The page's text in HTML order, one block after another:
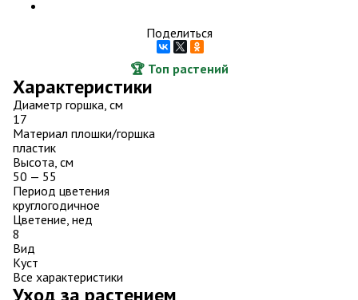
Поделиться
🏆 Топ растений
Характеристики
Диаметр горшка, см
17
Материал плошки/горшка
пластик
Высота, см
50 — 55
Период цветения
круглогодичное
Цветение, нед
8
Вид
Куст
Все характеристики
Уход за растением